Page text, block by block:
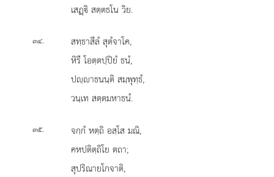
เสฏฺิ สตฺตธโน วิย.
๓๔.
สทฺธาสีลํ สุตํจาโค,
หิรี โอตฺตปฺปิยํ ธนํ,
ปฺาธนนฺติ สมฺพุทฺธํ,
วนฺเท สตฺตมหาธนํ.
๓๕. จกฺกํ หตฺถิ อสฺโส มณิ,
คหปติตฺถิโย ตถา;
สุปริณายโกจาติ,